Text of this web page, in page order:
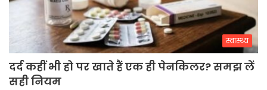
स्वास्थ्य
दर्द कहीं भी हो पर खाते हैं एक ही पेनकिलर? समझ लें
सही नियम